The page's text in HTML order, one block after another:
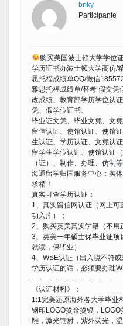
bnky
Participante
购买美国波士顿大学学位
学历证书办波士顿大学高仿/
思托福成绩单QQ/微信
雅思托福成绩单/替考 假文凭
改成绩、教育部学历学位认
凭、假学位证书、
毕业证文凭、毕业文凭、文
留信认证、使馆认证、使馆
生认证、学历认证、文凭认
留学生学位认证、使馆认证
（证）、制作、办理、仿制等
海通留学归国服务中心：实
求精！
真实可查学历认证：
1、真实留信网认证（网上
功入库）；
2、购买英美真实学籍（不用
3、英美一年硕士保毕业证项
就读，保毕业）
4、WSE认证（出入境不符
学历认证的话，必须要办理
— — — — — — — — —
《认证材料》：
1:1完美还原海外各大学毕业
钢印LOGO烫金烫银，
雕，激光镭射，紫外荧光，温